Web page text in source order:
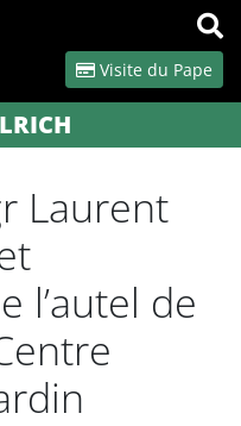
Visite du Pape
Laurent
l’autel de